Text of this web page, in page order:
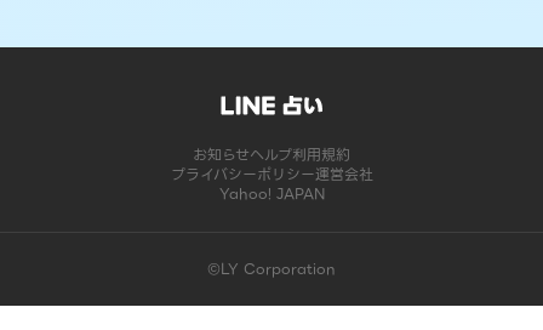
お知らせヘルプ利用規約
プライバシーポリシー運営会社
Yahoo! JAPAN
©LY Corporation
このコンテンツは掲載が終了しました | LINE占い